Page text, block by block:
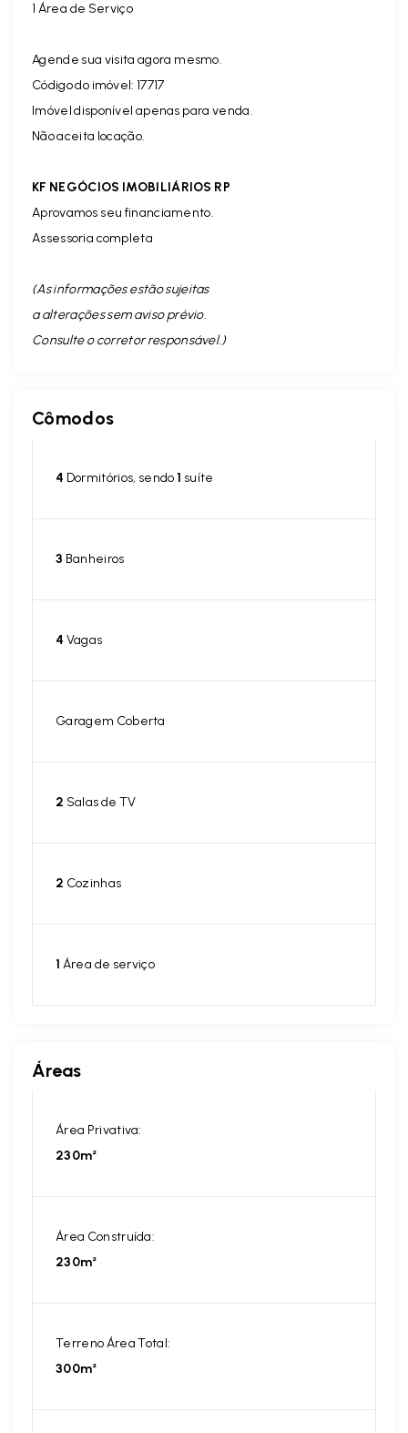
1 Área de Serviço
Agende sua visita agora mesmo.
Código do imóvel: 17717
Imóvel disponível apenas para venda.
Não aceita locação.
KF NEGÓCIOS IMOBILIÁRIOS RP
Aprovamos seu financiamento.
Assessoria completa
(As informações estão sujeitas
a alterações sem aviso prévio.
Consulte o corretor responsável. )
Cômodos
4 Dormitórios, sendo1 suíte
3 Banheiros
4 Vagas
Garagem Coberta
2 Salas de TV
2 Cozinhas
1 Área de serviço
Áreas
Área Privativa:
230m²
Área Construída:
230m²
Terreno Área Total:
300m²